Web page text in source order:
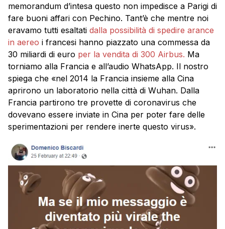
memorandum d’intesa questo non impedisce a Parigi di
fare buoni affari con Pechino. Tant’è che mentre noi
eravamo tutti esaltati dalla possibilità di spedire arance
in aereo i francesi hanno piazzato una commessa da
30 miliardi di euro per la vendita di 300 Airbus. Ma
torniamo alla Francia e all’audio WhatsApp. Il nostro
spiega che «nel 2014 la Francia insieme alla Cina
aprirono un laboratorio nella città di Wuhan. Dalla
Francia partirono tre provette di coronavirus che
dovevano essere inviate in Cina per poter fare delle
sperimentazioni per rendere inerte questo virus».